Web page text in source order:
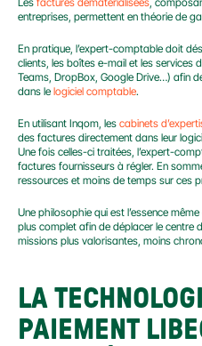
entreprises, permettent en théorie de
En pratique, l’expert-comptable doit
clients, les boîtes e-mail et les
Teams, DropBox, Google Drive…) afin
dans le logiciel comptable.
En utilisant Inqom, les cabinets
des factures directement dans leur
Une fois celles-ci traitées, l’expert-
factures fournisseurs à régler. En
ressources et moins de temps sur ces
Une philosophie qui est l’essence
plus complet afin de déplacer le centre
missions plus valorisantes, moins
LA
PAIEMENT